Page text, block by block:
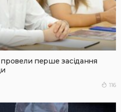
перше засідання
116